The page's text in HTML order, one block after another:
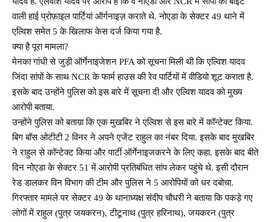
वाली हाई प्रोफ़ाइल पार्टियां ऑर्गनाइज़ कराते थे. नोएडा के सेक्टर 49 थाने में
एल्विश समेत 5 के खिलाफ केस दर्ज किया गया है.
क्या है पूरा मामला?
मेनका गांधी से जुड़ी ऑर्गेनाइजेशन PFA को सूचना मिली थी कि एल्विश यादव
जिंदा सांपों के साथ NCR के फार्म हाउस की रेव पार्टियों में वीडियो शूट कराता है.
इसके बाद उन्होंने पुलिस को इस बारे में सूचना दी और एल्विश यादव को मुख्य
आरोपी बताया.
उन्होंने पुलिस को बताय़ा कि एक मुखबिर ने एल्विश से इस बारे में कॉन्टेक्ट किया.
बिग बॉस ओटीटी 2 विनर ने अपने एजेंट राहुल का नंबर दिया. इसके बाद मुखबिर
ने राहुल से कॉन्टेक्ट किया और पार्टी ऑर्गेनाइजकरने के लिए कहा. इसके बाद बीते
दिन नोएडा के सेक्टर 51 में आरोपी प्रतिबंधित सांप लेकर पहुंचे थे. इसी दौरान
रेड डालकर विन विभाग की टीम और पुलिस ने 5 आरोपियों को धर दबोचा.
गिरफ्तार मामले पर सेक्टर 49 के थानाध्यक्ष संदीप चौधरी ने बताया कि पकड़े गए
लोगों में राहुल (पुत्र जयकरन), टीटूनाथ (पुत्र हरिनाथ), जयकरन (पुत्र